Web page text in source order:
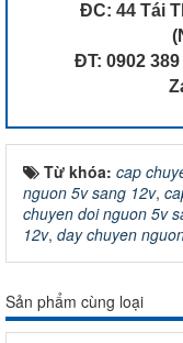
ĐC: 44 Tái
ĐT: 0902
Từ khóa: cap
nguon 5v sang 12v,
chuyen doi nguon 5v
12v, day chuyen
Sản phẩm cùng loại